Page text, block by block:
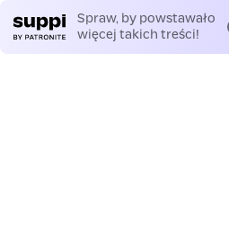
Spraw, by powstawało
więcej takich treści!